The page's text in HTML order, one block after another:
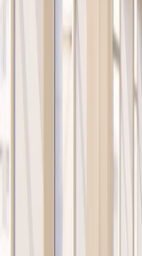
Espacios
tamaños
CRC
Escritorios de
Descripción de
Build a new
Rica, with
Boulevard
fast-growing